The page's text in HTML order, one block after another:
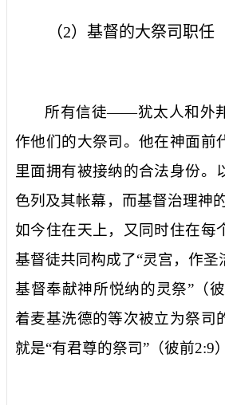
（2）基督的大祭司职任
所有信徒——犹太人和外
作他们的大祭司。他在神面前
里面拥有被接纳的合法身份。
色列及其帐幕，而基督治理神
如今住在天上，又同时住在每
基督徒共同构成了“灵宫，作圣
基督奉献神所悦纳的灵祭”（
着麦基洗德的等次被立为祭司
就是“有君尊的祭司”（彼前2:9